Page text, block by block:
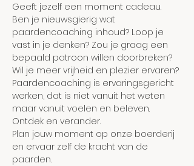
Geeft jezelf een moment cadeau.
Ben je nieuwsgierig wat
paardencoaching inhoud? Loop je
vast in je denken? Zou je graag een
bepaald patroon willen doorbreken?
Wil je meer vrijheid en plezier ervaren?
Paardencoaching is ervaringsgericht
werken, dat is niet vanuit het weten
maar vanuit voelen en beleven.
Ontdek en verander.
Plan jouw moment op onze boerderij
en ervaar zelf de kracht van de
paarden.